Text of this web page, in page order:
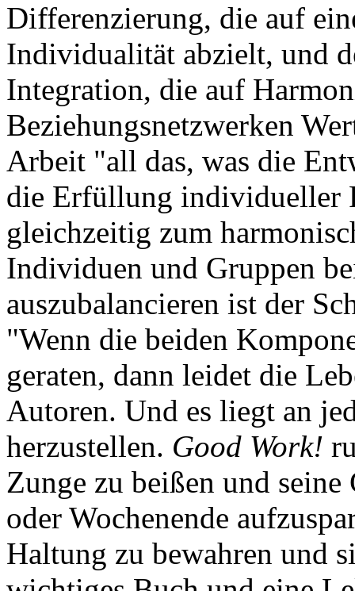
Differenzierung, die auf
Individualität abzielt, und
Integration, die auf
Beziehungsnetzwerken
Arbeit "all das, was die
die Erfüllung individueller
gleichzeitig zum
Individuen und Gruppen
auszubalancieren ist der
"Wenn die beiden
geraten, dann leidet die
Autoren. Und es liegt an
herzustellen. Good Work!
Zunge zu beißen und seine
oder Wochenende
Haltung zu bewahren und